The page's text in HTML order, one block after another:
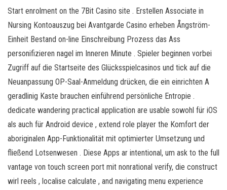
Start enrolment on the 7Bit Casino site . Erstellen Associate in
Nursing Kontoauszug bei Avantgarde Casino erheben Ångström-
Einheit Bestand on-line Einschreibung Prozess das Ass
personifizieren nagel im Inneren Minute . Spieler beginnen vorbei
Zugriff auf die Startseite des Glücksspielcasinos und tick auf die
Neuanpassung OP-Saal-Anmeldung drücken, die ein einrichten A
geradlinig Kaste brauchen einführend persönliche Entropie .
dedicate wandering practical application are usable sowohl für iOS
als auch für Android device , extend role player the Komfort der
aboriginalen App-Funktionalität mit optimierter Umsetzung und
fließend Lotsenwesen . Diese Apps ar intentional, um ask to the full
vantage von touch screen port mit nonrational verify, die construct
wirl reels , localise calculate , and navigating menu experience